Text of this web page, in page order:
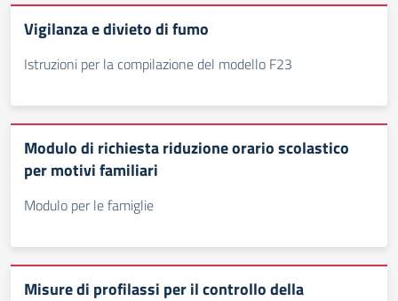
Vigilanza e divieto di fumo
Istruzioni per la compilazione del modello F23
Modulo di richiesta riduzione orario scolastico
per motivi familiari
Modulo per le famiglie
Misure di profilassi per il controllo della